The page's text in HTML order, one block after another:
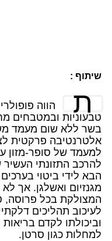
שיתוף :
ת
הווה
טבעוניות ובמטבחים
בשר ללא שום מעמד
אלטרנטיבה פרקטית
למעמד של סופר-מזון
להרכב התזונתי
הבא לידי ביטוי
מגנזיום ואשלגן. אך לא
המצולקת בכל פרוסה,
לעיכוב תהליכים
וביכולתו לקדם
למחלות כגון סרטן.